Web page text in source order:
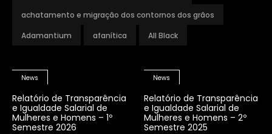
achatamento e migração dos contornos dos grãos
Adamantium
afanítica All Black
News
Relatório de Transparência
e Igualdade Salarial de
Mulheres e Homens – 1º
Semestre 2026
News
Relatório de Transparência
e Igualdade Salarial de
Mulheres e Homens – 2º
Semestre 2025